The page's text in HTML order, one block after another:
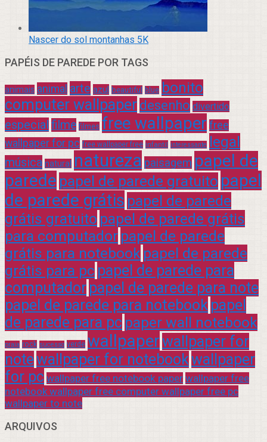
Nascer do sol montanhas 5K
PAPÉIS DE PAREDE POR TAGS
animais animal arte azul beautiful blue bonito
computer wallpaper desenho divertido
especial filme filmes free wallpaper free
wallpaper for pc free wallpaper free infantil interessante legal
música natural natureza paisagem papel de
parede papel de parede gratuito papel
de parede grátis papel de parede
grátis gratuito papel de parede grátis
para computador papel de parede
grátis para notebook papel de parede
grátis para pc papel de parede para
computador papel de parede para note
papel de parede para notebook papel
de parede para pc paper wall notebook
praia rock sucesso verde wallpaperwallpaper for
notewallpaper for notebookwallpaper
for pc wallpaper free notebook paper wallpaper free
notebook wallpaper free computer wallpaper free pc
wallpaper to note
ARQUIVOS